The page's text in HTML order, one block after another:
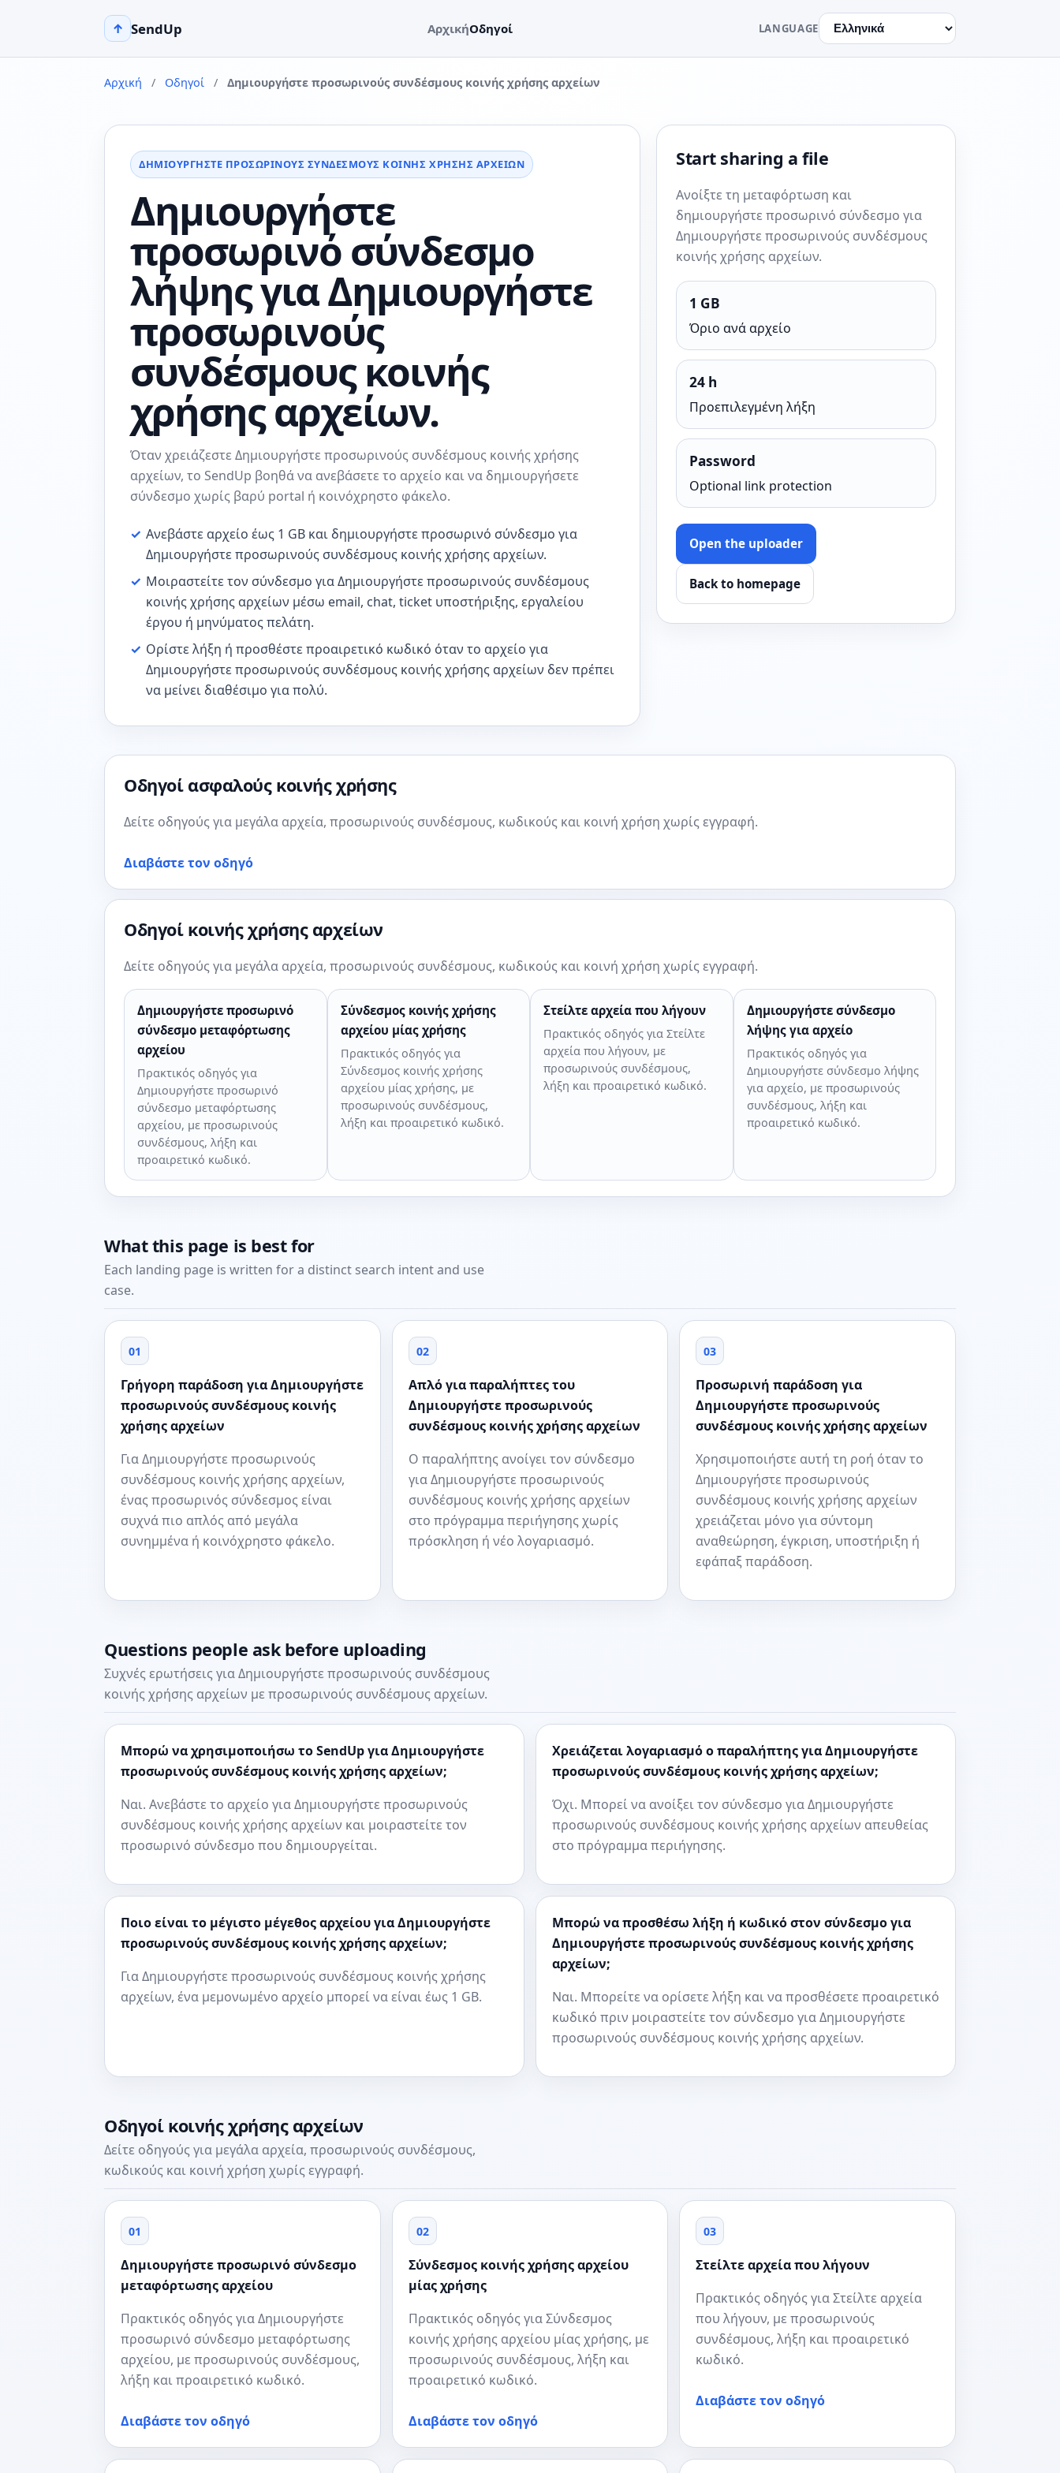
↑ SendUp ΑρχικήΟδηγοί LANGUAGE
Αρχική / Οδηγοί / Δημιουργήστε προσωρινούς συνδέσμους κοινής χρήσης αρχείων
ΔΗΜΙΟΥΡΓΉΣΤΕ ΠΡΟΣΩΡΙΝΟΎΣ ΣΥΝΔΈΣΜΟΥΣ ΚΟΙΝΉΣ ΧΡΉΣΗΣ ΑΡΧΕΊΩΝ
Δημιουργήστε
προσωρινό σύνδεσμο
λήψης για Δημιουργήστε
προσωρινούς
συνδέσμους κοινής
χρήσης αρχείων.
Όταν χρειάζεστε Δημιουργήστε προσωρινούς συνδέσμους κοινής χρήσης
αρχείων, το SendUp βοηθά να ανεβάσετε το αρχείο και να δημιουργήσετε
σύνδεσμο χωρίς βαρύ portal ή κοινόχρηστο φάκελο.
✓ Ανεβάστε αρχείο έως 1 GB και δημιουργήστε προσωρινό σύνδεσμο για
Δημιουργήστε προσωρινούς συνδέσμους κοινής χρήσης αρχείων.
✓ Μοιραστείτε τον σύνδεσμο για Δημιουργήστε προσωρινούς συνδέσμους
κοινής χρήσης αρχείων μέσω email, chat, ticket υποστήριξης, εργαλείου
έργου ή μηνύματος πελάτη.
✓ Ορίστε λήξη ή προσθέστε προαιρετικό κωδικό όταν το αρχείο για
Δημιουργήστε προσωρινούς συνδέσμους κοινής χρήσης αρχείων δεν πρέπει
να μείνει διαθέσιμο για πολύ.
Start sharing a file
Ανοίξτε τη μεταφόρτωση και
δημιουργήστε προσωρινό σύνδεσμο για
Δημιουργήστε προσωρινούς συνδέσμους
κοινής χρήσης αρχείων.
1 GB
Όριο ανά αρχείο
24 h
Προεπιλεγμένη λήξη
Password
Optional link protection
Open the uploader
Back to homepage
Οδηγοί ασφαλούς κοινής χρήσης
Δείτε οδηγούς για μεγάλα αρχεία, προσωρινούς συνδέσμους, κωδικούς και κοινή χρήση χωρίς εγγραφή.
Διαβάστε τον οδηγό
Οδηγοί κοινής χρήσης αρχείων
Δείτε οδηγούς για μεγάλα αρχεία, προσωρινούς συνδέσμους, κωδικούς και κοινή χρήση χωρίς εγγραφή.
Δημιουργήστε προσωρινό
σύνδεσμο μεταφόρτωσης
αρχείου
Πρακτικός οδηγός για
Δημιουργήστε προσωρινό
σύνδεσμο μεταφόρτωσης
αρχείου, με προσωρινούς
συνδέσμους, λήξη και
προαιρετικό κωδικό.
Σύνδεσμος κοινής χρήσης
αρχείου μίας χρήσης
Πρακτικός οδηγός για
Σύνδεσμος κοινής χρήσης
αρχείου μίας χρήσης, με
προσωρινούς συνδέσμους,
λήξη και προαιρετικό κωδικό.
Στείλτε αρχεία που λήγουν
Πρακτικός οδηγός για Στείλτε
αρχεία που λήγουν, με
προσωρινούς συνδέσμους,
λήξη και προαιρετικό κωδικό.
Δημιουργήστε σύνδεσμο
λήψης για αρχείο
Πρακτικός οδηγός για
Δημιουργήστε σύνδεσμο λήψης
για αρχείο, με προσωρινούς
συνδέσμους, λήξη και
προαιρετικό κωδικό.
What this page is best for
Each landing page is written for a distinct search intent and use
case.
01
Γρήγορη παράδοση για Δημιουργήστε
προσωρινούς συνδέσμους κοινής
χρήσης αρχείων
Για Δημιουργήστε προσωρινούς
συνδέσμους κοινής χρήσης αρχείων,
ένας προσωρινός σύνδεσμος είναι
συχνά πιο απλός από μεγάλα
συνημμένα ή κοινόχρηστο φάκελο.
02
Απλό για παραλήπτες του
Δημιουργήστε προσωρινούς
συνδέσμους κοινής χρήσης αρχείων
Ο παραλήπτης ανοίγει τον σύνδεσμο
για Δημιουργήστε προσωρινούς
συνδέσμους κοινής χρήσης αρχείων
στο πρόγραμμα περιήγησης χωρίς
πρόσκληση ή νέο λογαριασμό.
03
Προσωρινή παράδοση για
Δημιουργήστε προσωρινούς
συνδέσμους κοινής χρήσης αρχείων
Χρησιμοποιήστε αυτή τη ροή όταν το
Δημιουργήστε προσωρινούς
συνδέσμους κοινής χρήσης αρχείων
χρειάζεται μόνο για σύντομη
αναθεώρηση, έγκριση, υποστήριξη ή
εφάπαξ παράδοση.
Questions people ask before uploading
Συχνές ερωτήσεις για Δημιουργήστε προσωρινούς συνδέσμους
κοινής χρήσης αρχείων με προσωρινούς συνδέσμους αρχείων.
Μπορώ να χρησιμοποιήσω το SendUp για Δημιουργήστε
προσωρινούς συνδέσμους κοινής χρήσης αρχείων;
Ναι. Ανεβάστε το αρχείο για Δημιουργήστε προσωρινούς
συνδέσμους κοινής χρήσης αρχείων και μοιραστείτε τον
προσωρινό σύνδεσμο που δημιουργείται.
Χρειάζεται λογαριασμό ο παραλήπτης για Δημιουργήστε
προσωρινούς συνδέσμους κοινής χρήσης αρχείων;
Όχι. Μπορεί να ανοίξει τον σύνδεσμο για Δημιουργήστε
προσωρινούς συνδέσμους κοινής χρήσης αρχείων απευθείας
στο πρόγραμμα περιήγησης.
Ποιο είναι το μέγιστο μέγεθος αρχείου για Δημιουργήστε
προσωρινούς συνδέσμους κοινής χρήσης αρχείων;
Για Δημιουργήστε προσωρινούς συνδέσμους κοινής χρήσης
αρχείων, ένα μεμονωμένο αρχείο μπορεί να είναι έως 1 GB.
Μπορώ να προσθέσω λήξη ή κωδικό στον σύνδεσμο για
Δημιουργήστε προσωρινούς συνδέσμους κοινής χρήσης
αρχείων;
Ναι. Μπορείτε να ορίσετε λήξη και να προσθέσετε προαιρετικό
κωδικό πριν μοιραστείτε τον σύνδεσμο για Δημιουργήστε
προσωρινούς συνδέσμους κοινής χρήσης αρχείων.
Οδηγοί κοινής χρήσης αρχείων
Δείτε οδηγούς για μεγάλα αρχεία, προσωρινούς συνδέσμους,
κωδικούς και κοινή χρήση χωρίς εγγραφή.
01
Δημιουργήστε προσωρινό σύνδεσμο
μεταφόρτωσης αρχείου
Πρακτικός οδηγός για Δημιουργήστε
προσωρινό σύνδεσμο μεταφόρτωσης
αρχείου, με προσωρινούς συνδέσμους,
λήξη και προαιρετικό κωδικό.
Διαβάστε τον οδηγό
02
Σύνδεσμος κοινής χρήσης αρχείου
μίας χρήσης
Πρακτικός οδηγός για Σύνδεσμος
κοινής χρήσης αρχείου μίας χρήσης, με
προσωρινούς συνδέσμους, λήξη και
προαιρετικό κωδικό.
Διαβάστε τον οδηγό
03
Στείλτε αρχεία που λήγουν
Πρακτικός οδηγός για Στείλτε αρχεία
που λήγουν, με προσωρινούς
συνδέσμους, λήξη και προαιρετικό
κωδικό.
Διαβάστε τον οδηγό